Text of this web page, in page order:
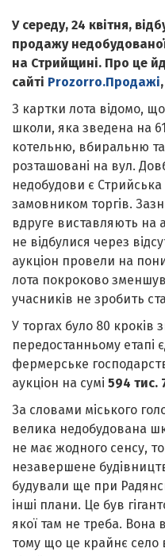
У середу, 24 квітня,
продажу
на Стрийщині. Про це
сайті Prozorro.Продажі,
З картки лота відомо,
школи, яка зведена на
котельню, вбиральню
розташовані на вул.
недобудови є Стрийська
замовником торгів.
вдруге виставляють на
не відбулися через
аукціон провели на
лота покроково
учасників не зробить
У торгах було 80 кроків
передостанньому етапі
фермерське
аукціон на сумі 594 тис.
За словами міського
велика недобудована
не має жодного сенсу,
незавершене
будували ще при
інші плани. Це був
якої там не треба. Вона
тому що це крайнє село